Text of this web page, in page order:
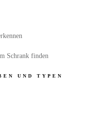
Schrank finden
UND TYPEN